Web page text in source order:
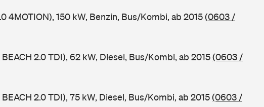
4MOTION), 150 kW, Benzin, Bus/Kombi, ab 2015(0603 /
2.0 TDI), 62 kW, Diesel, Bus/Kombi, ab 2015(0603 /
2.0 TDI), 75 kW, Diesel, Bus/Kombi, ab 2015(0603 /